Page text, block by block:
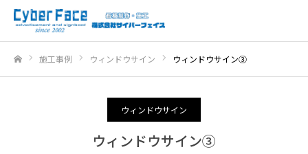
施工事例 ウィンドウサイン ウィンドウサイン③
ウィンドウサイン
ウィンドウサイン③